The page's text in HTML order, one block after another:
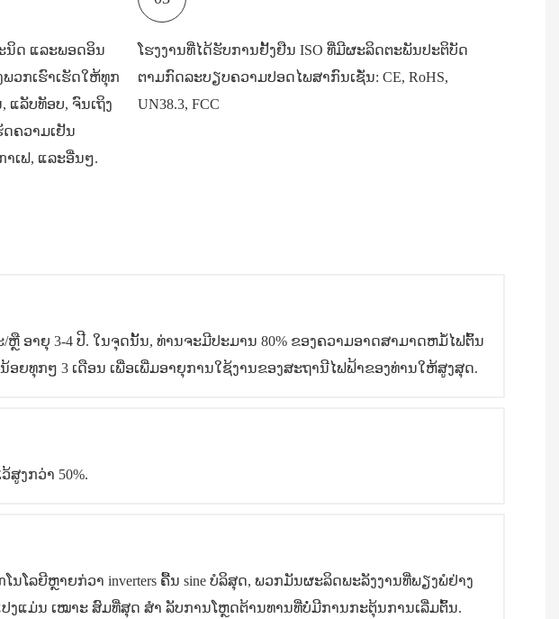
ນິດ ແລະພອດອິນ
ວກເຮົາເຮັດໃຫ້ທຸກ
ແລັບທັອບ, ຈົນເຖິງ
ດຄວາມເຢັນ
າເຟ, ແລະອື່ນໆ.
ໂຮງງານທີ່ໄດ້ຮັບການຢັ້ງຢືນ ISO ທີ່ມີຜະລິດຕະພັນປະຕິບັດ
ຕາມກົດລະບຽບຄວາມປອດໄພສາກົນເຊັ່ນ: CE, RoHS,
UN38.3, FCC
ອາຍຸ 3-4 ປີ. ໃນຈຸດນັ້ນ, ທ່ານຈະມີປະມານ 80% ຂອງຄວາມອາດສາມາດຫມໍ້ໄຟຕົ້ນ
ກໆ 3 ເດືອນ ເພື່ອເພີ່ມອາຍຸການໃຊ້ງານຂອງສະຖານີໄຟຟ້າຂອງທ່ານໃຫ້ສູງສຸດ.
ສູງກວ່າ 50%.
ນໂລຍີຫຼາຍກ່ວາ inverters ຄື້ນ sine ບໍລິສຸດ, ພວກມັນຜະລິດພະລັງງານທີ່ພຽງພໍຢ່າງ
ງແມ່ນ ເໝາະ ສົມທີ່ສຸດ ສຳ ລັບການໂຫຼດຕ້ານທານທີ່ບໍ່ມີການກະຕຸ້ນການເລີ່ມຕົ້ນ.